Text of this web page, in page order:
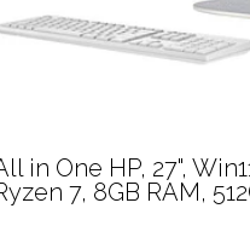
in One HP, 27",
7, 8GB RAM,